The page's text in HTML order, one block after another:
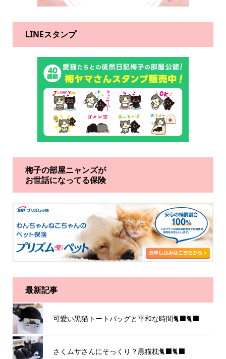
LINEスタンプ
梅子の部屋ニャンズが
お世話になってる保険
最新記事
可愛い黒猫トートバッグと平和な時間🐈‍⬛🐈‍⬛
さくムサさんにそっくり？黒猫枕🐈‍⬛🐈‍⬛